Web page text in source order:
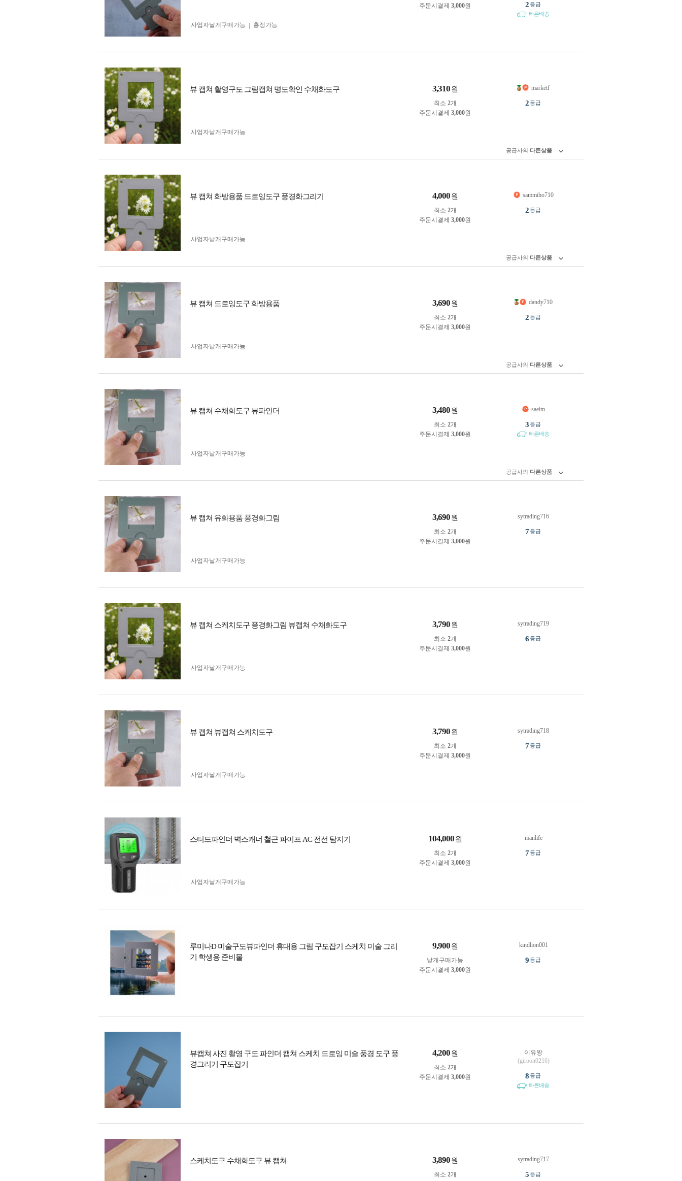
주문시결제 3,000원
사업자 낱개구매가능 흥정가능
2등급
빠른배송
뷰 캡쳐 촬영구도 그림캡쳐 명도확인 수채화도구 3,310 원
최소 2개
주문시결제 3,000원
사업자 낱개구매가능
marketf
2등급
공급사의 다른상품
뷰 캡쳐 화방용품 드로잉도구 풍경화그리기 4,000 원
최소 2개
주문시결제 3,000원
사업자 낱개구매가능
sammiho710
2등급
공급사의 다른상품
뷰 캡쳐 드로잉도구 화방용품 3,690 원
최소 2개
주문시결제 3,000원
사업자 낱개구매가능
dandy710
2등급
공급사의 다른상품
뷰 캡쳐 수채화도구 뷰파인더 3,480 원
최소 2개
주문시결제 3,000원
사업자 낱개구매가능
saeim
3등급
빠른배송
공급사의 다른상품
뷰 캡쳐 유화용품 풍경화그림 3,690 원
최소 2개
주문시결제 3,000원
사업자 낱개구매가능
sytrading716
7등급
뷰 캡쳐 스케치도구 풍경화그림 뷰캡쳐 수채화도구 3,790 원
최소 2개
주문시결제 3,000원
사업자 낱개구매가능
sytrading719
6등급
뷰 캡쳐 뷰캡쳐 스케치도구 3,790 원
최소 2개
주문시결제 3,000원
사업자 낱개구매가능
sytrading718
7등급
스터드파인더 벽스캐너 철근 파이프 AC 전선 탐지기 104,000 원
최소 2개
주문시결제 3,000원
사업자 낱개구매가능
manlife
7등급
루미나D 미술구도뷰파인더 휴대용 그림 구도잡기 스케치 미술 그리
기 학생용 준비물
9,900 원
낱개구매가능
주문시결제 3,000원
kindlion001
9등급
뷰캡쳐 사진 촬영 구도 파인더 캡쳐 스케치 드로잉 미술 풍경 도구 풍
경그리기 구도잡기
4,200 원
최소 2개
주문시결제 3,000원
이유짱
(giroon0216)
8등급
빠른배송
스케치도구 수채화도구 뷰 캡쳐 3,890 원
최소 2개
sytrading717
5등급